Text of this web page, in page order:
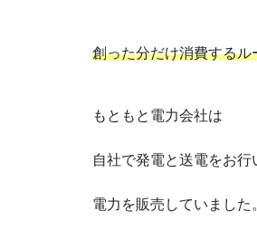
創った分だけ消費するル
もともと電力会社は
自社で発電と送電をお行
電力を販売していました